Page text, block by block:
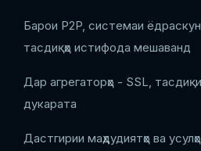
Барои P2P, системаи
тасдиқҳо истифода мешаванд
Дар агрегаторҳо - SSL,
дукарата
Дастгирии маҳдудиятҳо ва